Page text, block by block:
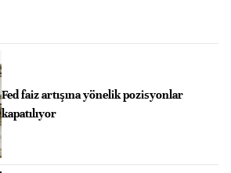
Fed faiz artışına yönelik pozisyonlar
kapatılıyor